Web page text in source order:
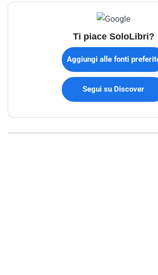
Ti piace SoloLibri?
Aggiungi alle fonti
Segui su Discover